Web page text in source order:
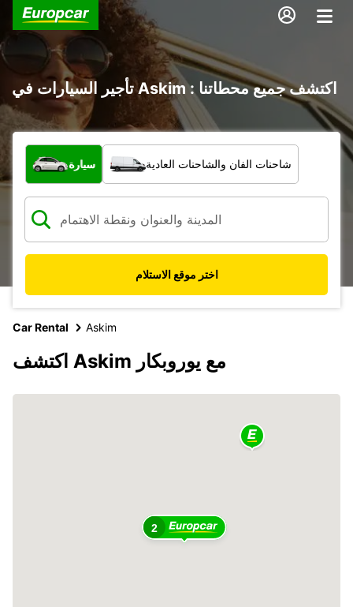
تأجير السيارات في Askim : اكتشف جميع محطاتنا
ما نوع المركبة؟
سيارة شاحنات الفان والشاحنات العادية
اختر موقع الاستلام
Car Rental Askim
اكتشف Askim مع يوروبكار
2